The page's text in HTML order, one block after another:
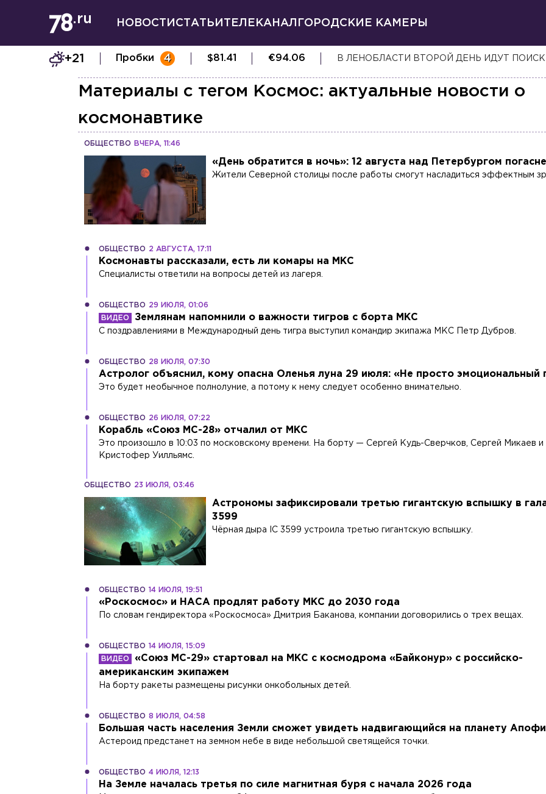
НОВОСТИ СТАТЬИ ТЕЛЕКАНАЛ ГОРОДСКИЕ КАМЕРЫ
+21 Пробки 4 $81.41 €94.06 В ЛЕНОБЛАСТИ ВТОРОЙ ДЕНЬ ИДУТ
Материалы с тегом
Космос: актуальные новости о
космонавтике
ОБЩЕСТВО ВЧЕРА, 11:46
«День обратится в ночь»: 12 августа над Петербургом
Жители Северной столицы после работы смогут насладиться эффектным
ОБЩЕСТВО 2 АВГУСТА, 17:11
Космонавты рассказали, есть ли комары на МКС
Специалисты ответили на вопросы детей из лагеря.
ОБЩЕСТВО 29 ИЮЛЯ, 01:06
Землянам напомнили о важности тигров с борта МКС
С поздравлениями в Международный день тигра выступил командир экипажа МКС Петр Дубров.
ОБЩЕСТВО 28 ИЮЛЯ, 07:30
Астролог объяснил, кому опасна Оленья луна 29 июля: «Не просто эмоциональный
Это будет необычное полнолуние, а потому к нему следует особенно внимательно.
ОБЩЕСТВО 26 ИЮЛЯ, 07:22
Корабль «Союз МС-28» отчалил от МКС
Это произошло в 10:03 по московскому времени. На борту — Сергей Кудь-Сверчков, Сергей Микаев и
Кристофер Уилльямс.
ОБЩЕСТВО 23 ИЮЛЯ, 03:46
Астрономы зафиксировали третью гигантскую вспышку в
3599
Чёрная дыра IC 3599 устроила третью гигантскую вспышку.
ОБЩЕСТВО 14 ИЮЛЯ, 19:51
«Роскосмос» и НАСА продлят работу МКС до 2030 года
По словам гендиректора «Роскосмоса» Дмитрия Баканова, компании договорились о трех вещах.
ОБЩЕСТВО 14 ИЮЛЯ, 15:09
«Союз МС-29» стартовал на МКС с космодрома «Байконур» с российско-
американским экипажем
На борту ракеты размещены рисунки онкобольных детей.
ОБЩЕСТВО 8 ИЮЛЯ, 04:58
Большая часть населения Земли сможет увидеть надвигающийся на планету
Астероид предстанет на земном небе в виде небольшой светящейся точки.
ОБЩЕСТВО 4 ИЮЛЯ, 12:13
На Земле началась третья по силе магнитная буря с начала 2026 года